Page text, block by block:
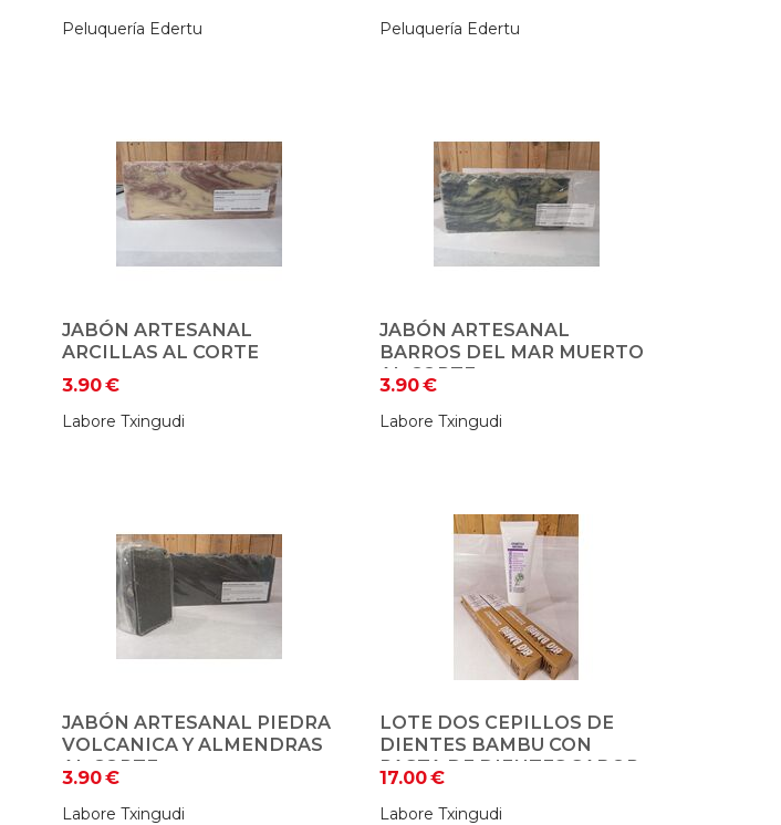
Peluquería Edertu Peluquería Edertu
JABÓN ARTESANAL
ARCILLAS AL CORTE
3.90€
Labore Txingudi
JABÓN ARTESANAL
BARROS DEL MAR MUERTO
AL CORTE
3.90€
Labore Txingudi
JABÓN ARTESANAL PIEDRA
VOLCANICA Y ALMENDRAS
AL CORTE
3.90€
Labore Txingudi
LOTE DOS CEPILLOS DE
DIENTES BAMBU CON
PASTA DE DIENTES SABOR
MIRRA Y CLAVO
17.00€
Labore Txingudi